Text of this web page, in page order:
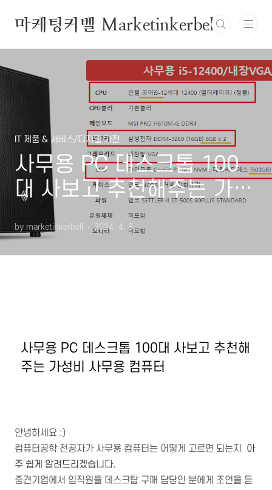
마케팅커벨 Marketinkerbell
IT 제품 & 서비스/디지털 가전
사무용 PC 데스크톱 100
대 사보고 추천해주는 가성
비 사무용 컴퓨터
by marketinkerbell 2024. 4. 8.
사무용 PC 데스크톱 100대 사보고 추천해
주는 가성비 사무용 컴퓨터
안녕하세요 :)
컴퓨터공학 전공자가 사무용 컴퓨터는 어떻게 고르면 되는지 아
주 쉽게 알려드리겠습니다.
중견기업에서 임직원들 데스크탑 구매 담당인 분에게 조언을 듣